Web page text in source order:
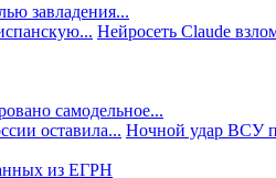
завладения...
Нейросеть Claude
самодельное...
оставила... Ночной удар ВСУ